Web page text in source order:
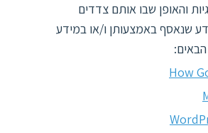
והאופן שבו אותם צדדים
שנאסף באמצעותן ו/או במידע
How